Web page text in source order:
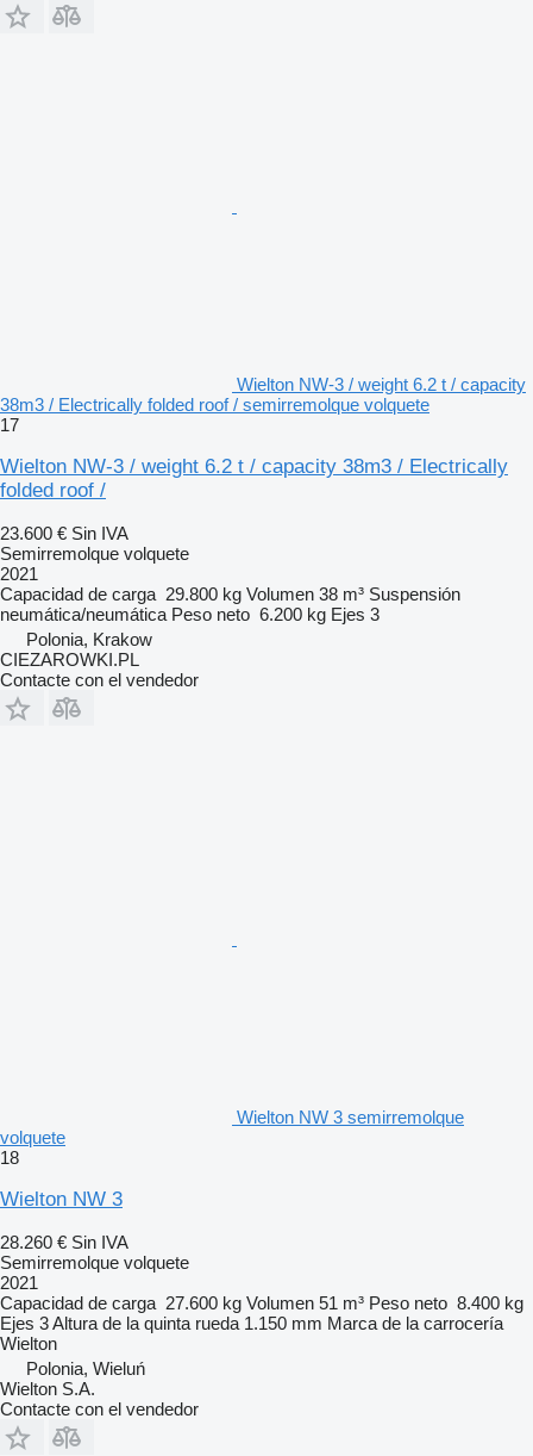
Wielton NW-3 / weight 6.2 t / capacity
38m3 / Electrically folded roof / semirremolque volquete
17
Wielton NW-3 / weight 6.2 t / capacity 38m3 / Electrically
folded roof /
23.600 € Sin IVA
Semirremolque volquete
2021
Capacidad de carga 29.800 kg Volumen 38 m³ Suspensión
neumática/neumática Peso neto 6.200 kg Ejes 3
Polonia, Krakow
CIEZAROWKI.PL
Contacte con el vendedor
Wielton NW 3 semirremolque
volquete
18
Wielton NW 3
28.260 € Sin IVA
Semirremolque volquete
2021
Capacidad de carga 27.600 kg Volumen 51 m³ Peso neto 8.400 kg
Ejes 3Altura de la quinta rueda 1.150 mm Marca de la carrocería
Wielton
Polonia, Wieluń
Wielton S.A.
Contacte con el vendedor